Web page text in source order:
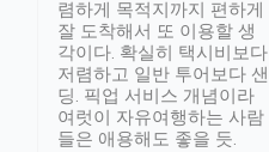
렴하게 목적지까지 편하게
잘 도착해서 또 이용할 생
각이다. 확실히 택시비보다
저렴하고 일반 투어보다 샌
딩. 픽업 서비스 개념이라
여럿이 자유여행하는 사람
들은 애용해도 좋을 듯.